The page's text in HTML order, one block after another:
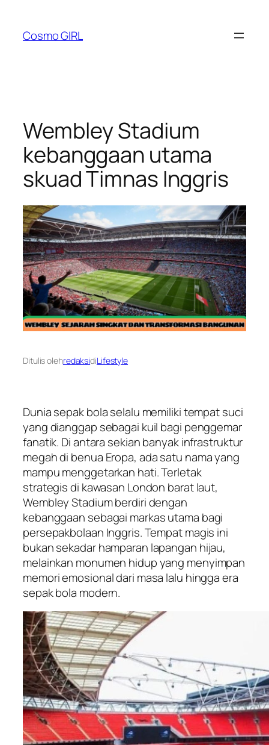
konten
Cosmo GIRL
Wembley Stadium
kebanggaan utama
skuad Timnas Inggris
Ditulis olehredaksidiLifestyle
Dunia sepak bola selalu memiliki tempat suci
yang dianggap sebagai kuil bagi penggemar
fanatik. Di antara sekian banyak infrastruktur
megah di benua Eropa, ada satu nama yang
mampu menggetarkan hati. Terletak
strategis di kawasan London barat laut,
Wembley Stadium berdiri dengan
kebanggaan sebagai markas utama bagi
persepakbolaan Inggris. Tempat magis ini
bukan sekadar hamparan lapangan hijau,
melainkan monumen hidup yang menyimpan
memori emosional dari masa lalu hingga era
sepak bola modern.